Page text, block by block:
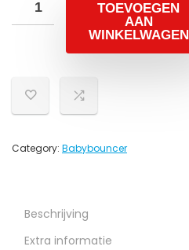
TOEVOEGEN
AAN
WINKELWAGEN
Category: Babybouncer
Beschrijving
Extra informatie